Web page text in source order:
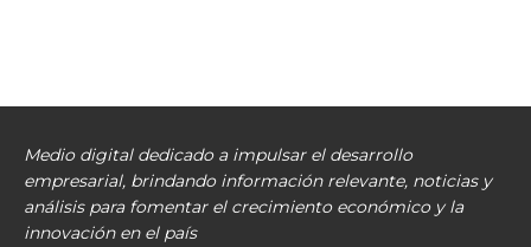
Medio digital dedicado a impulsar el desarrollo
empresarial, brindando información relevante, noticias y
análisis para fomentar el crecimiento económico y la
innovación en el país